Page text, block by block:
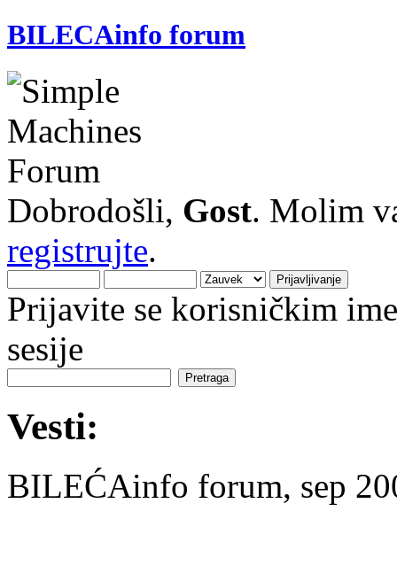
BILECAinfo forum
Dobrodošli, Gost. Molim
registrujte.
Prijavite se korisničkim
sesije
Vesti:
BILEĆAinfo forum, sep